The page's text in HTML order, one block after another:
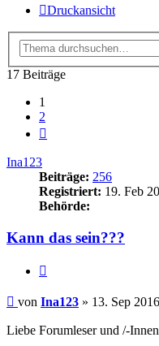
Druckansicht
17 Beiträge
1
2
Ina123
Beiträge: 256
Registriert: 19. Feb
Behörde:
Kann das sein???
Beitrag
von Ina123 » 13. Sep
Liebe Forumleser und /-